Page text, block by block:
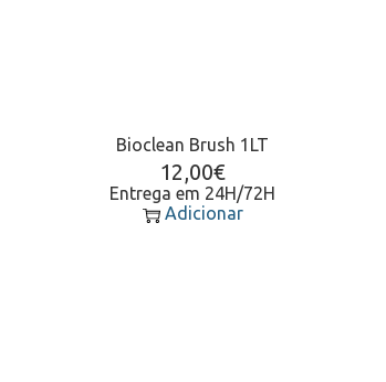
Bioclean Brush 1LT
12,00€
Entrega em 24H/72H
Adicionar